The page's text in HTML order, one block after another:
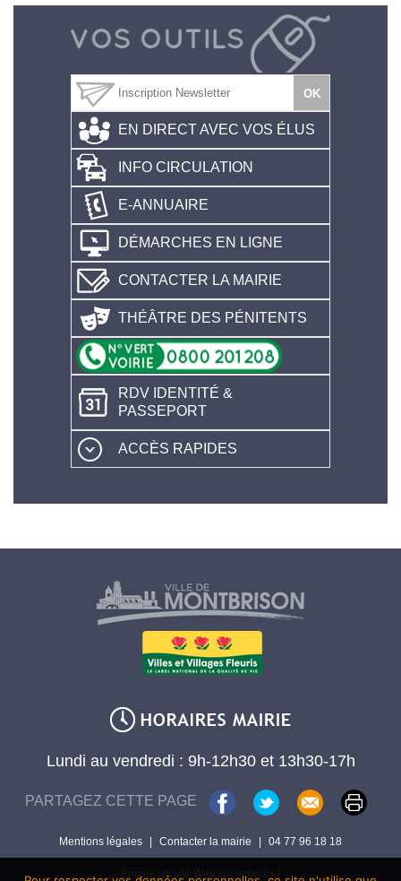
EN DIRECT AVEC VOS ÉLUS
INFO CIRCULATION
E-ANNUAIRE
DÉMARCHES EN LIGNE
CONTACTER LA MAIRIE
THÉÂTRE DES PÉNITENTS
RDV IDENTITÉ &
PASSEPORT
ACCÈS RAPIDES
Lundi au vendredi : 9h-12h30 et 13h30-17h
PARTAGEZ CETTE PAGE
Mentions légales | Contacter la mairie | 04 77 96 18 18
Encore un site Web collectivités !